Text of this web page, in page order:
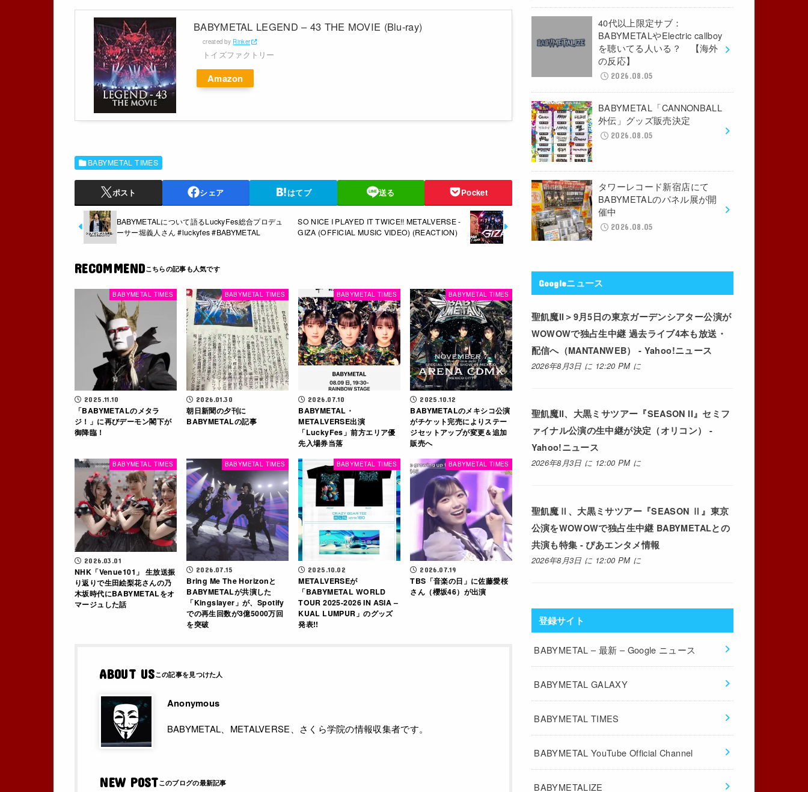
BABYMETAL LEGEND – 43 THE MOVIE (Blu-ray)
created by Rinker
トイズファクトリー
Amazon
BABYMETAL TIMES
ポスト シェア はてブ 送る Pocket
BABYMETALについて語るLuckyFes総合プロデュ
ーサー堀義人さん #luckyfes #BABYMETAL
SO NICE I PLAYED IT TWICE!! METALVERSE -
GIZA (OFFICIAL MUSIC VIDEO) (REACTION)
RECOMMEND
BABYMETAL TIMES
2025.11.10
「BABYMETALのメタラ
ジ！」に再びデーモン閣下が
御降臨！
BABYMETAL TIMES
2026.01.30
朝日新聞の夕刊に
BABYMETALの記事
BABYMETAL TIMES
2026.07.10
BABYMETAL・
METALVERSE出演
「LuckyFes」前方エリア優
先入場券当落
BABYMETAL TIMES
2025.10.12
BABYMETALのメキシコ公演
がチケット完売によりステー
ジセットアップが変更＆追加
販売へ
BABYMETAL TIMES
2026.03.01
NHK「Venue101」 生放送振
り返りで生田絵梨花さんの乃
木坂時代にBABYMETALをオ
マージュした話
BABYMETAL TIMES
2026.07.15
Bring Me The Horizonと
BABYMETALが共演した
「Kingslayer」が、Spotify
での再生回数が3億5000万回
を突破
BABYMETAL TIMES
2025.10.02
METALVERSEが
「BABYMETAL WORLD
TOUR 2025-2026 IN ASIA –
KUAL LUMPUR」のグッズ
発表!!
BABYMETAL TIMES
2026.07.19
TBS「音楽の日」に佐藤愛桜
さん（櫻坂46）が出演
ABOUT US
Anonymous
BABYMETAL、METALVERSE、さくら学院の情報収集者です。
NEW POST
40代以上限定サブ：
BABYMETALやElectric callboy
を聴いてる人いる？ 【海外
の反応】
2026.08.05
BABYMETAL「CANNONBALL
外伝」グッズ販売決定
2026.08.05
タワーレコード新宿店にて
BABYMETALのパネル展が開
催中
2026.08.05
Googleニュース
聖飢魔II＞9月5日の東京ガーデンシアター公演が
WOWOWで独占生中継 過去ライブ4本も放送・
配信へ（MANTANWEB） - Yahoo!ニュース
2026年8月3日 に 12:20 PM に
聖飢魔II、大黒ミサツアー『SEASON II』セミフ
ァイナル公演の生中継が決定（オリコン） -
Yahoo!ニュース
2026年8月3日 に 12:00 PM に
聖飢魔Ⅱ、大黒ミサツアー『SEASON Ⅱ』東京
公演をWOWOWで独占生中継 BABYMETALとの
共演も特集 - ぴあエンタメ情報
2026年8月3日 に 12:00 PM に
登録サイト
BABYMETAL – 最新 – Google ニュース
BABYMETAL GALAXY
BABYMETAL TIMES
BABYMETAL YouTube Official Channel
BABYMETALIZE